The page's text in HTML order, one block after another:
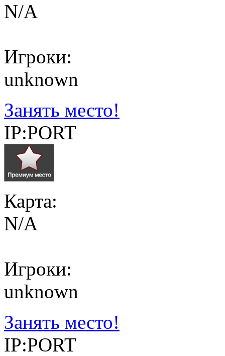
N/A
Игроки:
unknown
Занять место!
IP:PORT
Карта:
N/A
Игроки:
unknown
Занять место!
IP:PORT